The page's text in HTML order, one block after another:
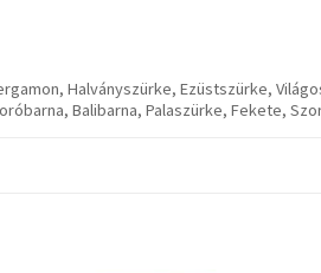
Halványszürke, Ezüstszürke,
Balibarna, Palaszürke, Fekete,